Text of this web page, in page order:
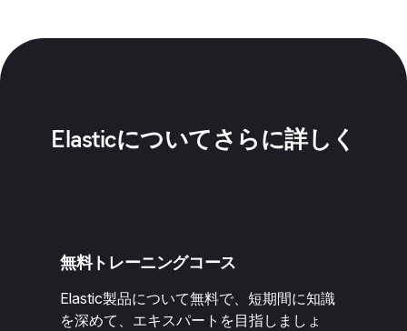
Elasticについてさらに詳しく
無料トレーニングコース
Elastic製品について無料で、短期間に知識
を深めて、エキスパートを目指しましょ